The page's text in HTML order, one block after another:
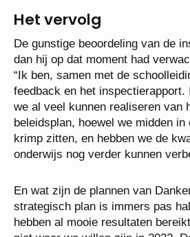
Het vervolg
De gunstige beoordeling van de
dan hij op dat moment had
“Ik ben, samen met de
feedback en het inspectierapport.
we al veel kunnen realiseren van
beleidsplan, hoewel we midden
krimp zitten, en hebben we de
onderwijs nog verder kunnen
En wat zijn de plannen van
strategisch plan is immers pas
hebben al mooie resultaten